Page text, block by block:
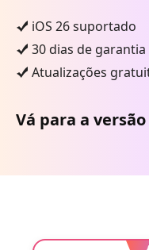
iOS 26 suportado
30 dias de
Atualizações
Vá para a